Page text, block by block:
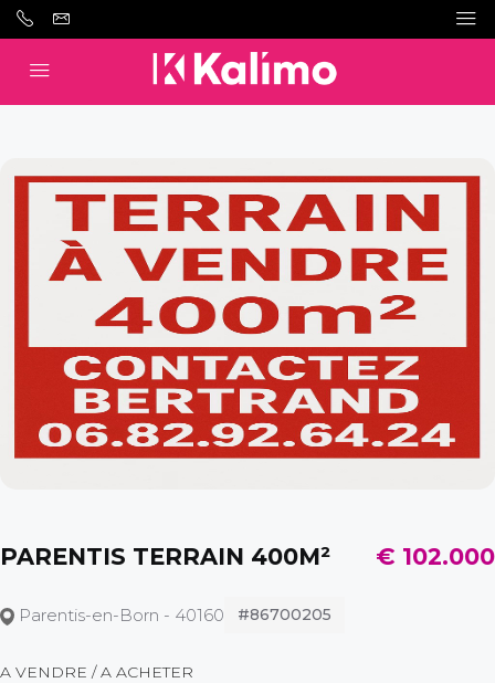
PARENTIS TERRAIN 400M² € 102.000
Parentis-en-Born - 40160 #86700205
A VENDRE / A ACHETER